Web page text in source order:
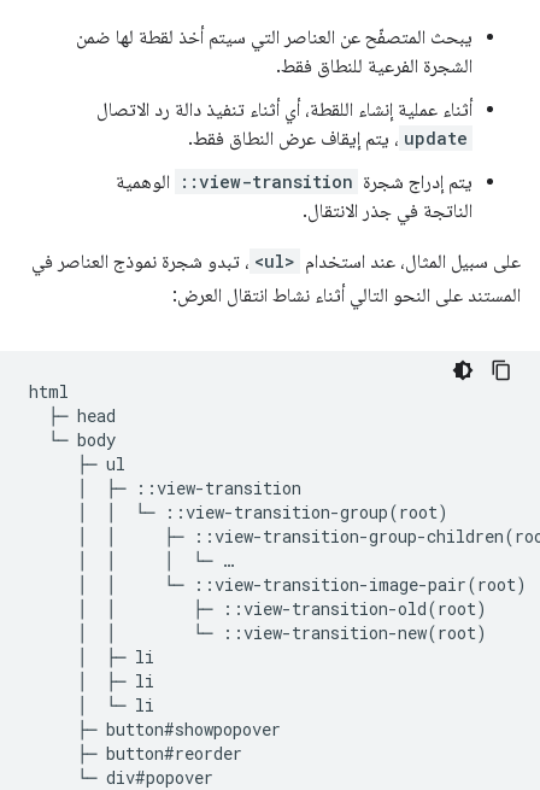
يبحث المتصفّح عن العناصر التي سيتم أخذ لقطة لها ضمن
الشجرة الفرعية للنطاق فقط.
أثناء عملية إنشاء اللقطة، أي أثناء تنفيذ دالة رد الاتصال
update ، يتم إيقاف عرض النطاق فقط.
يتم إدراج شجرة ::view-transition
الوهمية
الناتجة في جذر الانتقال.
على سبيل المثال، عند استخدام <ul> ، تبدو شجرة نموذج العناصر في
المستند على النحو التالي أثناء نشاط انتقال العرض:
html
  ├─ head
  └─ body
     ├─ ul
     │  ├─ ::view-transition
     │  │  └─ ::view-transition-group(root)
│  │     ├─ ::view-transition-group-
     │  │     │  └─ …
     │  │     └─ ::view-transition-image-pair(root)
     │  │        ├─ ::view-transition-old(root)
     │  │        └─ ::view-transition-new(root)
     │  ├─ li
     │  ├─ li
     │  └─ li
     ├─ button#showpopover
     ├─ button#reorder
     └─ div#popover